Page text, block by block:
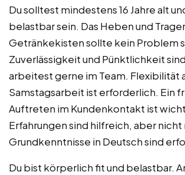
Du solltest mindestens 16 Jahre alt
belastbar sein. Das Heben und
Getränkekisten sollte kein Problem
Zuverlässigkeit und Pünktlichkeit
arbeitest gerne im Team. Flexibilität
Samstagsarbeit ist erforderlich. Ein
Auftreten im Kundenkontakt ist
Erfahrungen sind hilfreich, aber
Grundkenntnisse in Deutsch sind
Du bist körperlich fit und belastbar.